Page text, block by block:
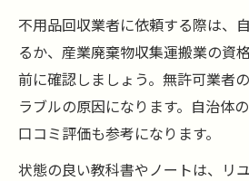
不用品回収業者に依頼する際は、
るか、産業廃棄物収集運搬業の資
前に確認しましょう。無許可業者
ラブルの原因になります。自治体
口コミ評価も参考になります。
状態の良い教科書やノートは、リ